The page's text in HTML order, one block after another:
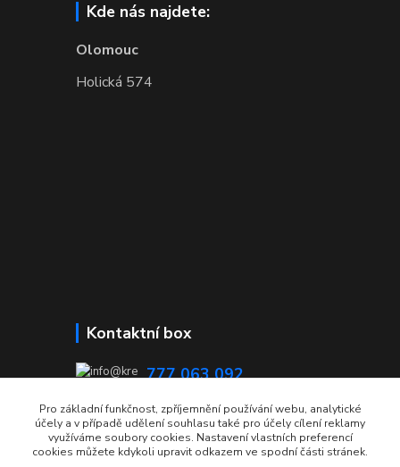
Kde nás najdete:
Olomouc
Holická 574
Kontaktní box
777 063 092
info@krecmer.cz
Pro základní funkčnost, zpříjemnění používání webu, analytické
účely a v případě udělení souhlasu také pro účely cílení reklamy
využíváme soubory cookies. Nastavení vlastních preferencí
cookies můžete kdykoli upravit odkazem ve spodní části stránek.